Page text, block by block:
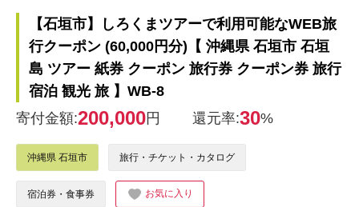
【石垣市】しろくまツアーで利用可能なWEB旅
行クーポン (60,000円分)【 沖縄県 石垣市 石垣
島 ツアー 紙券 クーポン 旅行券 クーポン券 旅行
宿泊 観光 旅 】WB-8
寄付金額:200,000円 還元率:30%
沖縄県 石垣市 旅行・チケット・カタログ
宿泊券・食事券 お気に入り